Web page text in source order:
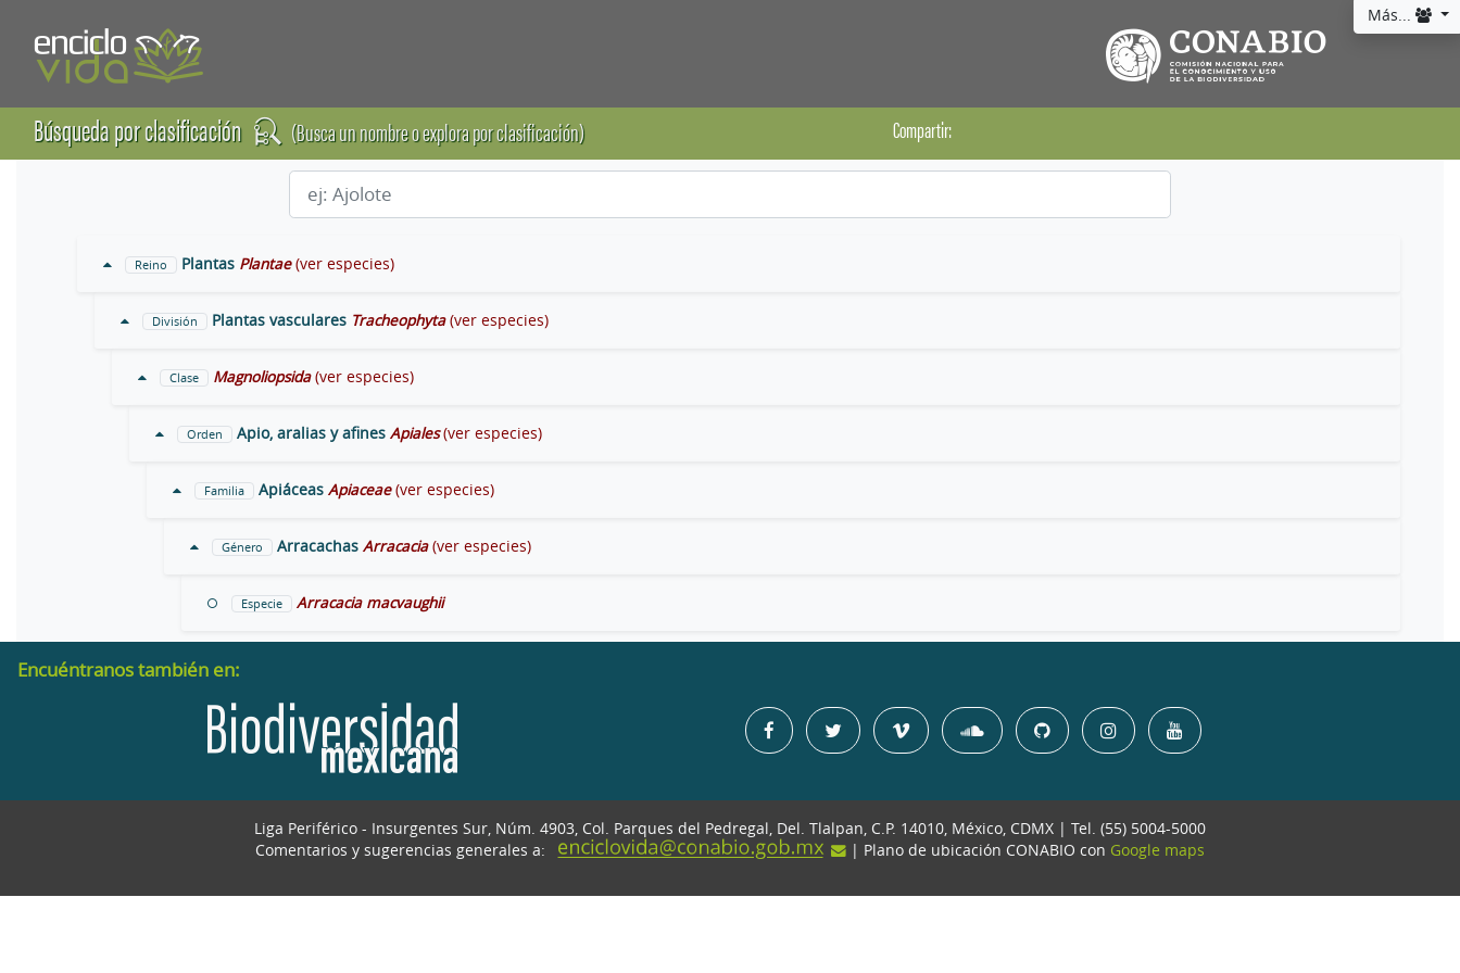
Más...
Búsqueda por clasificación (Busca un nombre o explora por clasificación) Compartir:
Reino Plantas Plantae (ver especies)
División Plantas vasculares Tracheophyta (ver especies)
Clase Magnoliopsida (ver especies)
Orden Apio, aralias y afines Apiales (ver especies)
Familia Apiáceas Apiaceae (ver especies)
Género Arracachas Arracacia (ver especies)
Especie Arracacia macvaughii
Encuéntranos también en:
Liga Periférico - Insurgentes Sur, Núm. 4903, Col. Parques del Pedregal, Del. Tlalpan, C.P. 14010, México, CDMX | Tel. (55) 5004-5000
Comentarios y sugerencias generales a:
| Plano de ubicación CONABIO con Google maps